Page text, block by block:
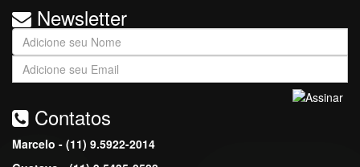
Newsletter
Contatos
Marcelo - (11) 9.5922-2014